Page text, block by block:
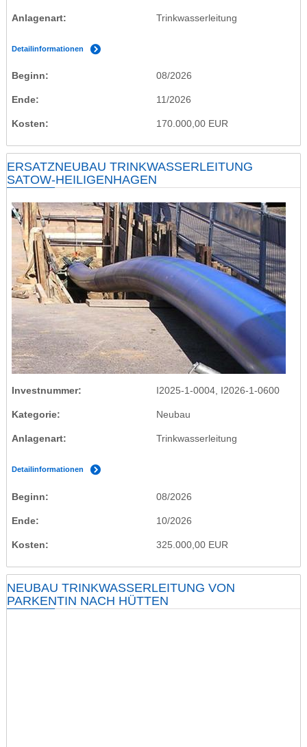
Anlagenart Trinkwasserleitung
Detailinformationen
Beginn 08/2026
Ende 11/2026
Kosten 170.000,00 EUR
ERSATZNEUBAU TRINKWASSERLEITUNG
SATOW-HEILIGENHAGEN
Investnummer I2025-1-0004, I2026-1-0600
Kategorie Neubau
Anlagenart Trinkwasserleitung
Detailinformationen
Beginn 08/2026
Ende 10/2026
Kosten 325.000,00 EUR
NEUBAU TRINKWASSERLEITUNG VON
PARKENTIN NACH HÜTTEN